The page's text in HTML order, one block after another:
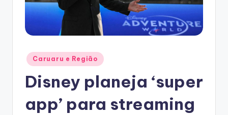
Posted
in
Caruaru e Região
Disney planeja ‘super
app’ para streaming